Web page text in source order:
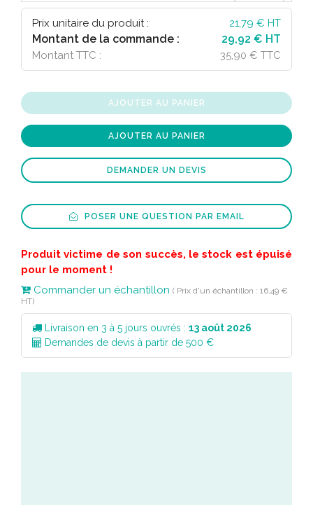
Bleu 720
Prix unitaire du produit : 21,79 € HT
Montant de la commande : 29,92 € HT
Montant TTC : 35,90 € TTC
AJOUTER AU PANIER
AJOUTER AU PANIER
DEMANDER UN DEVIS
POSER UNE QUESTION PAR EMAIL
Produit victime de son succès, le stock est épuisé
pour le moment !
Commander un échantillon ( Prix d'un échantillon : 16,49 €
HT)
Livraison en 3 à 5 jours ouvrés : 13 août 2026
Demandes de devis à partir de 500 €